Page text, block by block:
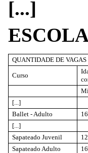
[...]
QUANTIDADE DE VAGAS
Curso
[...]
Ballet - Adulto
16
[...]
Sapateado Juvenil
12
Sapateado Adulto
16